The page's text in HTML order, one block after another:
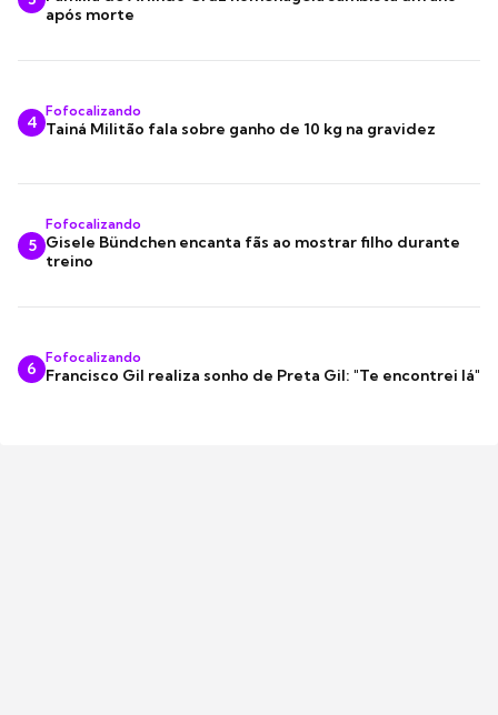
após morte
4
Fofocalizando
Tainá Militão fala sobre ganho de 10 kg na gravidez
5
Fofocalizando
Gisele Bündchen encanta fãs ao mostrar filho durante
treino
6
Fofocalizando
Francisco Gil realiza sonho de Preta Gil: "Te encontrei lá"